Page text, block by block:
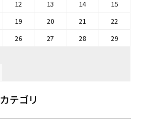
12 13 14
15
19 20 21
22
26 27 28
29
カテゴリ